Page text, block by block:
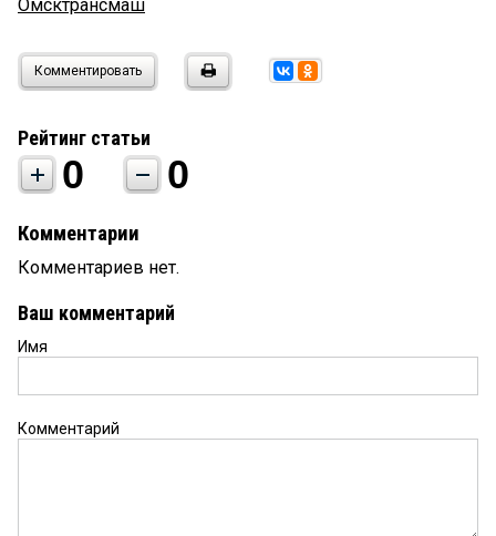
Омсктрансмаш
Комментировать
Рейтинг статьи
0 0
Комментарии
Комментариев нет.
Ваш комментарий
Имя
Комментарий